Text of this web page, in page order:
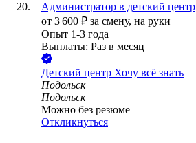
Администратор в детский центр
от 3 600 ₽ за смену, на руки
Опыт 1-3 года
Выплаты: Раз в месяц
Детский центр Хочу всё знать
Подольск
Подольск
Можно без резюме
Откликнуться